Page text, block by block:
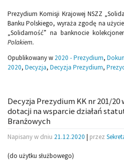
Prezydium Komisji Krajowej NSZZ
Banku Polskiego, wyraża zgodę na
„Solidarność” na banknocie
Polakiem.
Opublikowany w 2020 - Prezydium,
2020, Decyzja, Decyzja Prezydium,
Decyzja Prezydium KK nr 201/
dotacji na wsparcie działań
Branżowych
Napisany w dniu 21.12.2020 | przez
(do użytku służbowego)